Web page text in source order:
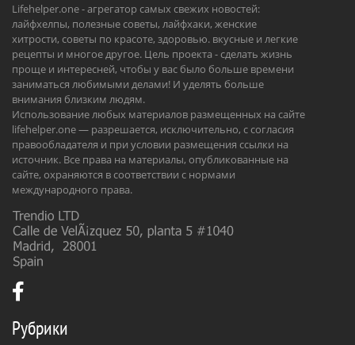
Lifehelper.one - агрегатор самых свежих новостей:
лайфхелпы, полезные советы, лайфхаки, женские
хитрости, советы по красоте, здоровью. вкусные и легкие
рецепты и многое другое. Цель проекта - сделать жизнь
проще и интересней, чтобы у вас было больше времени
заниматься любимыми делами! И уделять больше
внимания близким людям.
Использование любых материалов размещенных на сайте
lifehelper.one — разрешается, исключительно, с согласия
правообладателя и при условии размещения ссылки на
источник. Все права на материалы, опубликованные на
сайте, охраняются в соответствии с нормами
международного права.
Рубрики